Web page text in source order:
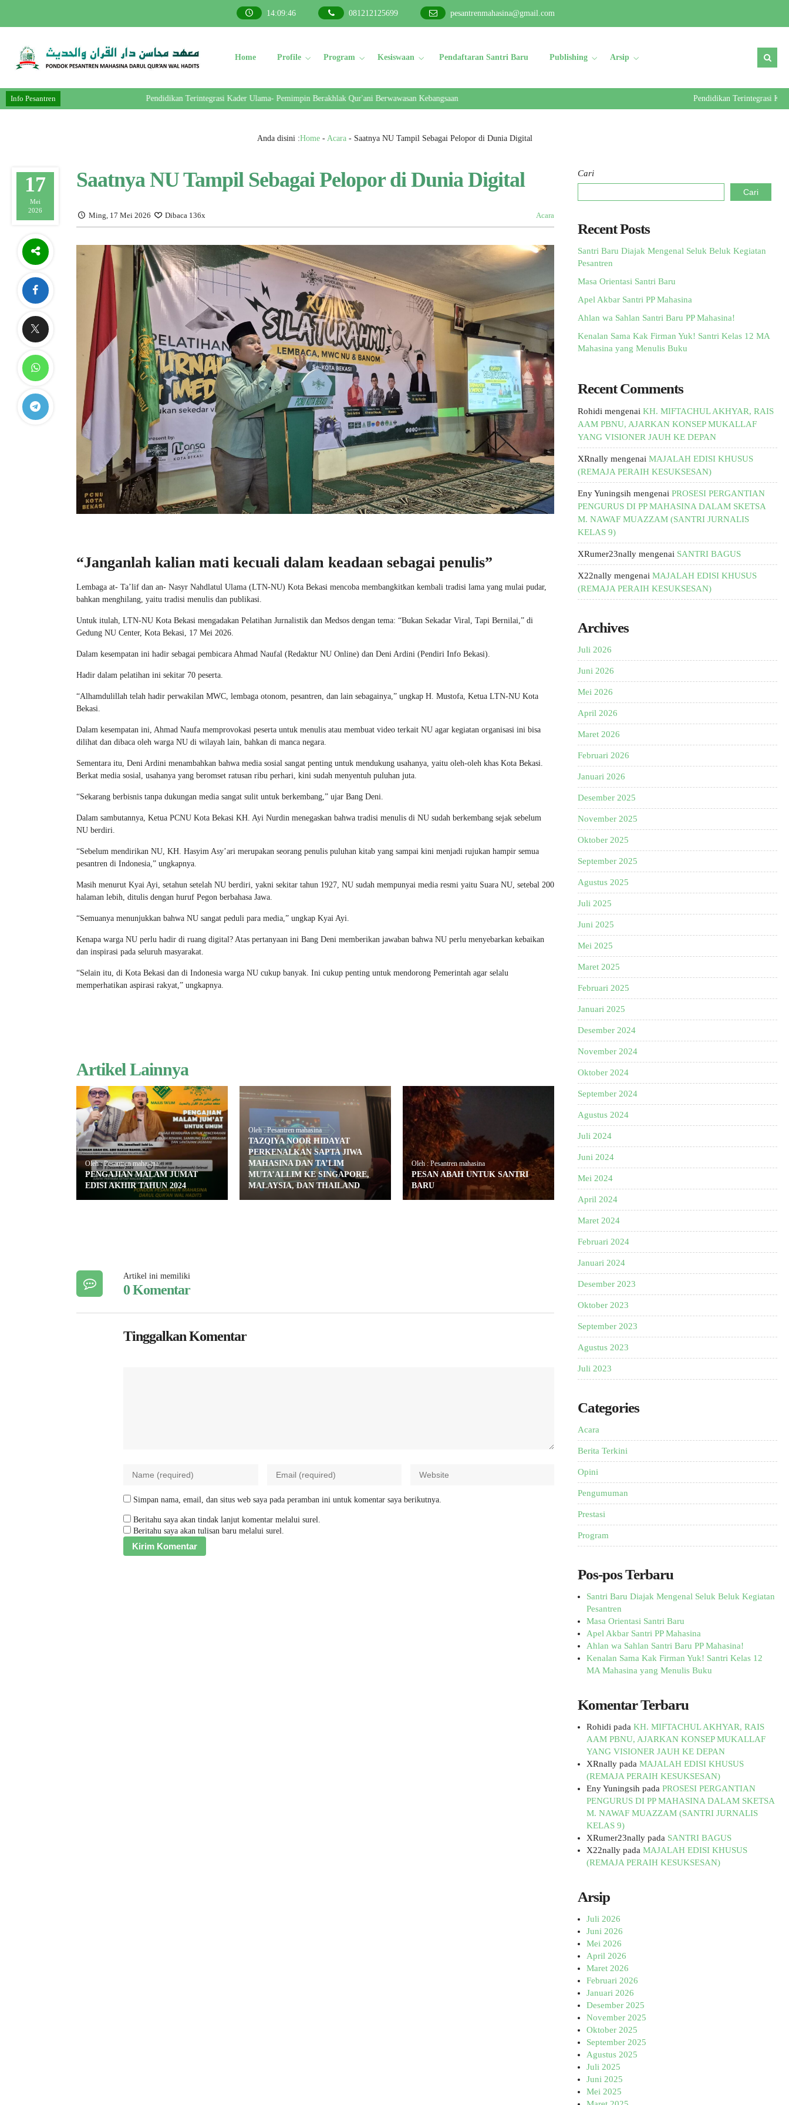
14:09:47 081212125699 pesantrenmahasina@gmail.com
Home Profile Program Kesiswaan Pendaftaran Santri Baru Publishing Arsip
Info Pesantren Pendidikan Terintegrasi Kader
Pendidikan Terintegrasi Kader Ulama- Pemimpin Berakhlak Qur'ani Berwawasan Kebangsaan
Anda disini :Home- Acara- Saatnya NU Tampil Sebagai Pelopor di Dunia Digital
17
Mei
2026
Saatnya NU Tampil Sebagai Pelopor di Dunia Digital
Ming, 17 Mei 2026 Dibaca 136x Acara
“Janganlah kalian mati kecuali dalam keadaan sebagai penulis”
Lembaga at- Ta’lif dan an- Nasyr Nahdlatul Ulama (LTN-NU) Kota Bekasi mencoba membangkitkan kembali tradisi lama yang mulai pudar,
bahkan menghilang, yaitu tradisi menulis dan publikasi.
Untuk itulah, LTN-NU Kota Bekasi mengadakan Pelatihan Jurnalistik dan Medsos dengan tema: “Bukan Sekadar Viral, Tapi Bernilai,” di
Gedung NU Center, Kota Bekasi, 17 Mei 2026.
Dalam kesempatan ini hadir sebagai pembicara Ahmad Naufal (Redaktur NU Online) dan Deni Ardini (Pendiri Info Bekasi).
Hadir dalam pelatihan ini sekitar 70 peserta.
“Alhamdulillah telah hadir perwakilan MWC, lembaga otonom, pesantren, dan lain sebagainya,” ungkap H. Mustofa, Ketua LTN-NU Kota
Bekasi.
Dalam kesempatan ini, Ahmad Naufa memprovokasi peserta untuk menulis atau membuat video terkait NU agar kegiatan organisasi ini bisa
dilihat dan dibaca oleh warga NU di wilayah lain, bahkan di manca negara.
Sementara itu, Deni Ardini menambahkan bahwa media sosial sangat penting untuk mendukung usahanya, yaitu oleh-oleh khas Kota Bekasi.
Berkat media sosial, usahanya yang beromset ratusan ribu perhari, kini sudah menyentuh puluhan juta.
“Sekarang berbisnis tanpa dukungan media sangat sulit untuk berkembang,” ujar Bang Deni.
Dalam sambutannya, Ketua PCNU Kota Bekasi KH. Ayi Nurdin menegaskan bahwa tradisi menulis di NU sudah berkembang sejak sebelum
NU berdiri.
“Sebelum mendirikan NU, KH. Hasyim Asy’ari merupakan seorang penulis puluhan kitab yang sampai kini menjadi rujukan hampir semua
pesantren di Indonesia,” ungkapnya.
Masih menurut Kyai Ayi, setahun setelah NU berdiri, yakni sekitar tahun 1927, NU sudah mempunyai media resmi yaitu Suara NU, setebal 200
halaman lebih, ditulis dengan huruf Pegon berbahasa Jawa.
“Semuanya menunjukkan bahwa NU sangat peduli para media,” ungkap Kyai Ayi.
Kenapa warga NU perlu hadir di ruang digital? Atas pertanyaan ini Bang Deni memberikan jawaban bahwa NU perlu menyebarkan kebaikan
dan inspirasi pada seluruh masyarakat.
“Selain itu, di Kota Bekasi dan di Indonesia warga NU cukup banyak. Ini cukup penting untuk mendorong Pemerintah agar selalu
memperhatikan aspirasi rakyat,” ungkapnya.
Artikel Lainnya
Oleh : Pesantren mahasina
PENGAJIAN MALAM JUMAT
EDISI AKHIR TAHUN 2024
Oleh : Pesantren mahasina
TAZQIYA NOOR HIDAYAT
PERKENALKAN SAPTA JIWA
MAHASINA DAN TA’LIM
MUTA’ALLIM KE SINGAPORE,
MALAYSIA, DAN THAILAND
Oleh : Pesantren mahasina
PESAN ABAH UNTUK SANTRI
BARU
Artikel ini memiliki
0 Komentar
Tinggalkan Komentar
Simpan nama, email, dan situs web saya pada peramban ini untuk komentar saya berikutnya.
Beritahu saya akan tindak lanjut komentar melalui surel.
Beritahu saya akan tulisan baru melalui surel.
Cari
Cari
Recent Posts
Santri Baru Diajak Mengenal Seluk Beluk Kegiatan
Pesantren
Masa Orientasi Santri Baru
Apel Akbar Santri PP Mahasina
Ahlan wa Sahlan Santri Baru PP Mahasina!
Kenalan Sama Kak Firman Yuk! Santri Kelas 12 MA
Mahasina yang Menulis Buku
Recent Comments
Rohidi mengenai KH. MIFTACHUL AKHYAR, RAIS
AAM PBNU, AJARKAN KONSEP MUKALLAF
YANG VISIONER JAUH KE DEPAN
XRnally mengenai MAJALAH EDISI KHUSUS
(REMAJA PERAIH KESUKSESAN)
Eny Yuningsih mengenai PROSESI PERGANTIAN
PENGURUS DI PP MAHASINA DALAM SKETSA
M. NAWAF MUAZZAM (SANTRI JURNALIS
KELAS 9)
XRumer23nally mengenai SANTRI BAGUS
X22nally mengenai MAJALAH EDISI KHUSUS
(REMAJA PERAIH KESUKSESAN)
Archives
Juli 2026
Juni 2026
Mei 2026
April 2026
Maret 2026
Februari 2026
Januari 2026
Desember 2025
November 2025
Oktober 2025
September 2025
Agustus 2025
Juli 2025
Juni 2025
Mei 2025
Maret 2025
Februari 2025
Januari 2025
Desember 2024
November 2024
Oktober 2024
September 2024
Agustus 2024
Juli 2024
Juni 2024
Mei 2024
April 2024
Maret 2024
Februari 2024
Januari 2024
Desember 2023
Oktober 2023
September 2023
Agustus 2023
Juli 2023
Categories
Acara
Berita Terkini
Opini
Pengumuman
Prestasi
Program
Pos-pos Terbaru
Santri Baru Diajak Mengenal Seluk Beluk Kegiatan
Pesantren
Masa Orientasi Santri Baru
Apel Akbar Santri PP Mahasina
Ahlan wa Sahlan Santri Baru PP Mahasina!
Kenalan Sama Kak Firman Yuk! Santri Kelas 12
MA Mahasina yang Menulis Buku
Komentar Terbaru
Rohidi pada KH. MIFTACHUL AKHYAR, RAIS
AAM PBNU, AJARKAN KONSEP MUKALLAF
YANG VISIONER JAUH KE DEPAN
XRnally pada MAJALAH EDISI KHUSUS
(REMAJA PERAIH KESUKSESAN)
Eny Yuningsih pada PROSESI PERGANTIAN
PENGURUS DI PP MAHASINA DALAM SKETSA
M. NAWAF MUAZZAM (SANTRI JURNALIS
KELAS 9)
XRumer23nally pada SANTRI BAGUS
X22nally pada MAJALAH EDISI KHUSUS
(REMAJA PERAIH KESUKSESAN)
Arsip
Juli 2026
Juni 2026
Mei 2026
April 2026
Maret 2026
Februari 2026
Januari 2026
Desember 2025
November 2025
Oktober 2025
September 2025
Agustus 2025
Juli 2025
Juni 2025
Mei 2025